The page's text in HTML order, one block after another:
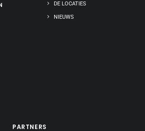
DE LOCATIES
NIEUWS
PARTNERS